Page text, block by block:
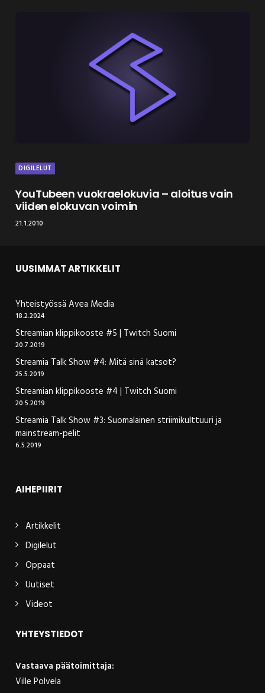
DIGILELUT
YouTubeen vuokraelokuvia – aloitus vain
viiden elokuvan voimin
21.1.2010
UUSIMMAT ARTIKKELIT
Yhteistyössä Avea Media
18.2.2024
Streamian klippikooste #5 | Twitch Suomi
20.7.2019
Streamia Talk Show #4: Mitä sinä katsot?
25.5.2019
Streamian klippikooste #4 | Twitch Suomi
20.5.2019
Streamia Talk Show #3: Suomalainen striimikulttuuri ja
mainstream-pelit
6.5.2019
AIHEPIIRIT
Artikkelit
Digilelut
Oppaat
Uutiset
Videot
YHTEYSTIEDOT
Vastaava päätoimittaja:
Ville Polvela